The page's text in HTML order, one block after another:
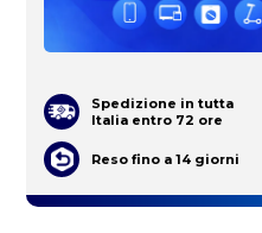
Spedizione in tutta
Italia entro 72 ore
Reso fino a 14 giorni